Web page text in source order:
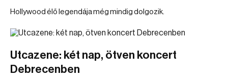
Hollywood élő legendája még mindig dolgozik.
Utcazene: két nap, ötven koncert
Debrecenben